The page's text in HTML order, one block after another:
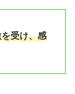
受け、感